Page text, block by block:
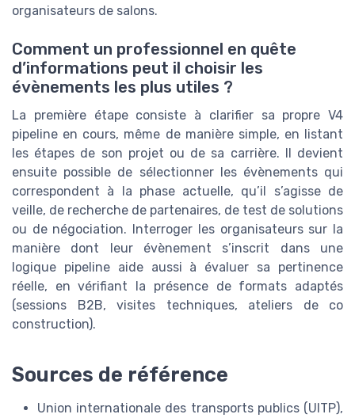
organisateurs de salons.
Comment un professionnel en quête
d’informations peut il choisir les
évènements les plus utiles ?
La première étape consiste à clarifier sa propre V4
pipeline en cours, même de manière simple, en listant
les étapes de son projet ou de sa carrière. Il devient
ensuite possible de sélectionner les évènements qui
correspondent à la phase actuelle, qu’il s’agisse de
veille, de recherche de partenaires, de test de solutions
ou de négociation. Interroger les organisateurs sur la
manière dont leur évènement s’inscrit dans une
logique pipeline aide aussi à évaluer sa pertinence
réelle, en vérifiant la présence de formats adaptés
(sessions B2B, visites techniques, ateliers de co
construction).
Sources de référence
Union internationale des transports publics (UITP),